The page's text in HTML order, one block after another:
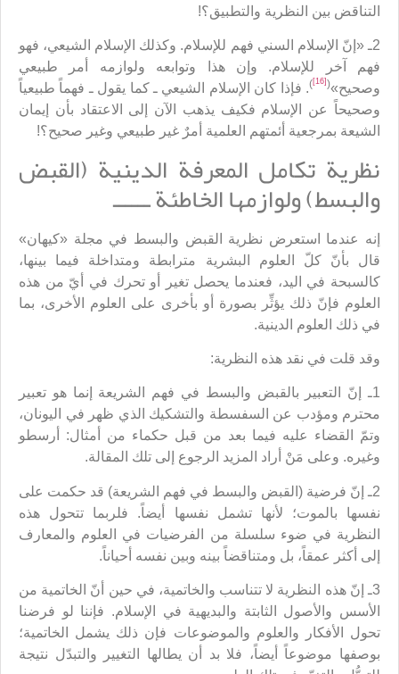
التناقض بين النظرية والتطبيق؟!
2ـ «إنّ الإسلام السني فهم للإسلام. وكذلك الإسلام الشيعي، فهو
فهم آخر للإسلام. وإن هذا وتوابعه ولوازمه أمر طبيعي
وصحيح»(
[16]
). فإذا كان الإسلام الشيعي ـ كما يقول ـ فهماً طبيعياً
وصحيحاً عن الإسلام فكيف يذهب الآن إلى الاعتقاد بأن إيمان
الشيعة بمرجعية أئمتهم العلمية أمرٌ غير طبيعي وغير صحيح؟!
نظرية تكامل المعرفة الدينية (القبض
والبسط) ولوازمها الخاطئة ــــــ
إنه عندما استعرض نظرية القبض والبسط في مجلة «كيهان»
قال بأنّ كلّ العلوم البشرية مترابطة ومتداخلة فيما بينها،
كالسبحة في اليد، فعندما يحصل تغير أو تحرك في أيّ من هذه
العلوم فإنّ ذلك يؤثِّر بصورة أو بأخرى على العلوم الأخرى، بما
في ذلك العلوم الدينية.
وقد قلت في نقد هذه النظرية:
1ـ إنّ التعبير بالقبض والبسط في فهم الشريعة إنما هو تعبير
محترم ومؤدب عن السفسطة والتشكيك الذي ظهر في اليونان،
وتمّ القضاء عليه فيما بعد من قبل حكماء من أمثال: أرسطو
وغيره. وعلى مَنْ أراد المزيد الرجوع إلى تلك المقالة.
2ـ إنّ فرضية (القبض والبسط في فهم الشريعة) قد حكمت على
نفسها بالموت؛ لأنها تشمل نفسها أيضاً. فلربما تتحول هذه
النظرية في ضوء سلسلة من الفرضيات في العلوم والمعارف
إلى أكثر عمقاً، بل ومتناقضاً بينه وبين نفسه أحياناً.
3ـ إنّ هذه النظرية لا تتناسب والخاتمية، في حين أنّ الخاتمية من
الأسس والأصول الثابتة والبديهية في الإسلام. فإننا لو فرضنا
تحول الأفكار والعلوم والموضوعات فإن ذلك يشمل الخاتمية؛
بوصفها موضوعاً أيضاً، فلا بد أن يطالها التغيير والتبدّل نتيجة